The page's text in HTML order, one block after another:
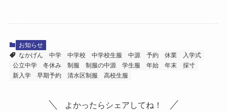
お知らせ
なかげん
中学 中学校 中学校生服 中源 予約 休業
入学式
公立中学
冬休み 制服 制服の中源 学生服 年始 年末
採寸
新入学
早期予約 清水区制服 高校生服
よかったらシェアしてね！